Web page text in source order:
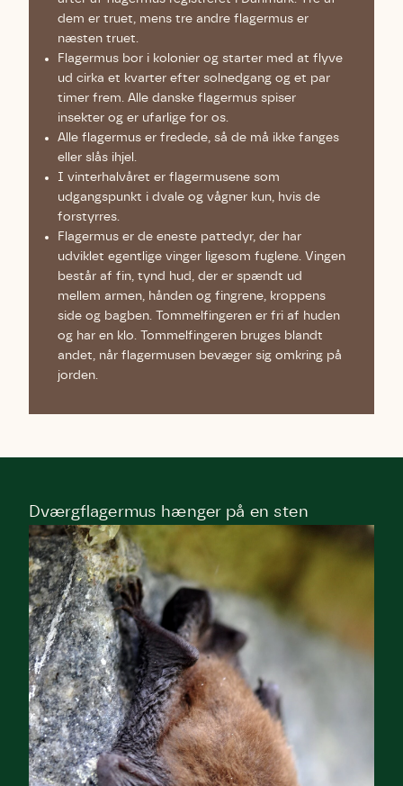
dem er truet, mens tre andre flagermus er
næsten truet.
Flagermus bor i kolonier og starter med at flyve
ud cirka et kvarter efter solnedgang og et par
timer frem. Alle danske flagermus spiser
insekter og er ufarlige for os.
Alle flagermus er fredede, så de må ikke fanges
eller slås ihjel.
I vinterhalvåret er flagermusene som
udgangspunkt i dvale og vågner kun, hvis de
forstyrres.
Flagermus er de eneste pattedyr, der har
udviklet egentlige vinger ligesom fuglene. Vingen
består af fin, tynd hud, der er spændt ud
mellem armen, hånden og fingrene, kroppens
side og bagben. Tommelfingeren er fri af huden
og har en klo. Tommelfingeren bruges blandt
andet, når flagermusen bevæger sig omkring på
jorden.
Dværgflagermus hænger på en sten